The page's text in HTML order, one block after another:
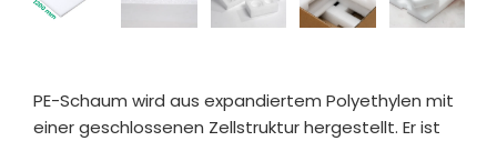
PE-Schaum wird aus expandiertem Polyethylen mit
einer geschlossenen Zellstruktur hergestellt. Er ist